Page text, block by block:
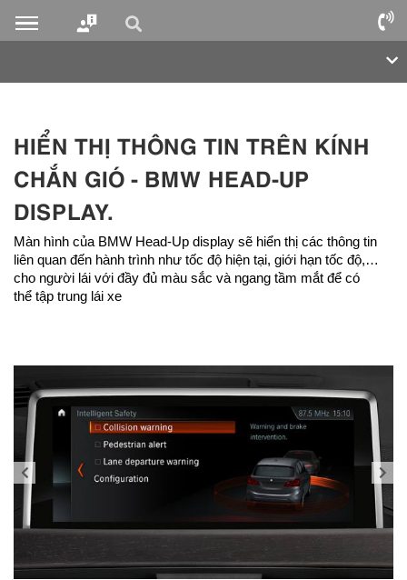
HIỂN THỊ THÔNG TIN TRÊN KÍNH
CHẮN GIÓ - BMW HEAD-UP
DISPLAY.
Màn hình của BMW Head-Up display sẽ hiển thị các thông tin
liên quan đến hành trình như tốc độ hiện tại, giới hạn tốc độ,…
cho người lái với đầy đủ màu sắc và ngang tầm mắt để có
thể tập trung lái xe